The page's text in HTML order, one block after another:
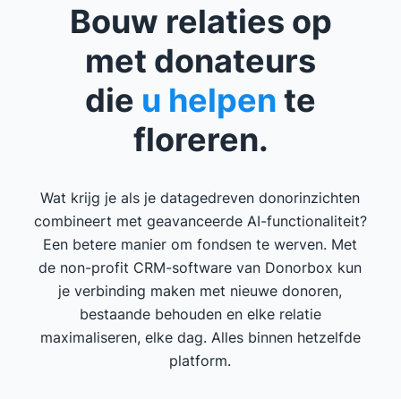
Bouw relaties op
met donateurs
die u helpen te
floreren.
Wat krijg je als je datagedreven donorinzichten
combineert met geavanceerde AI-functionaliteit?
Een betere manier om fondsen te werven. Met
de non-profit CRM-software van Donorbox kun
je verbinding maken met nieuwe donoren,
bestaande behouden en elke relatie
maximaliseren, elke dag. Alles binnen hetzelfde
platform.